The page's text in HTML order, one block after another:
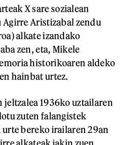
X sare sozialean
Aristizabal zendu
alkate izandako
zen, eta, Mikele
historikoaren aldeko
hainbat urtez.
1936ko uztailaren
zuten falangistek
bereko irailaren 29an
alkateak jakin zuen